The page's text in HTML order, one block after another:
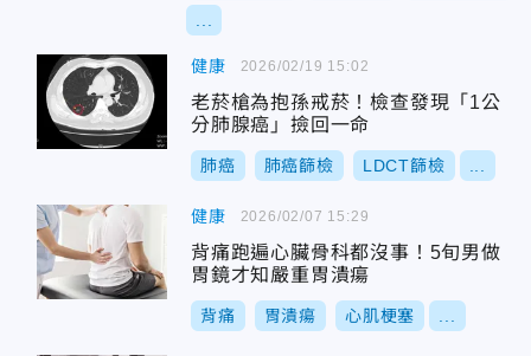
健康
老菸槍為抱孫戒菸！檢查發現「1公
分肺腺癌」撿回一命
肺癌 肺癌篩檢 LDCT篩檢
2026/02/19 15:02
健康
背痛跑遍心臟骨科都沒事！5旬男做
胃鏡才知嚴重胃潰瘍
背痛 胃潰瘍 心肌梗塞
2026/02/07 15:29